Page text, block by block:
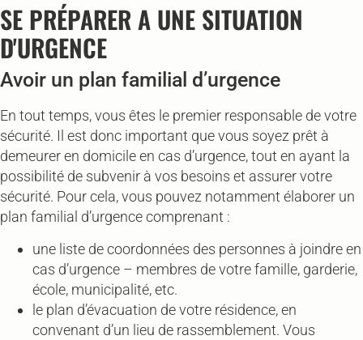
SE PRÉPARER A UNE SITUATION
D'URGENCE
Avoir un plan familial d’urgence​
En tout temps, vous êtes le premier responsable de votre
sécurité. Il est donc important que vous soyez prêt à
demeurer en domicile en cas d’urgence, tout en ayant la
possibilité de subvenir à vos besoins et assurer votre
sécurité. Pour cela, vous pouvez notamment élaborer un
plan familial d’urgence comprenant :
une liste de coordonnées des personnes à joindre en
cas d’urgence – membres de votre famille, garderie,
école, municipalité, etc.
le plan d’évacuation de votre résidence, en
convenant d’un lieu de rassemblement. Vous